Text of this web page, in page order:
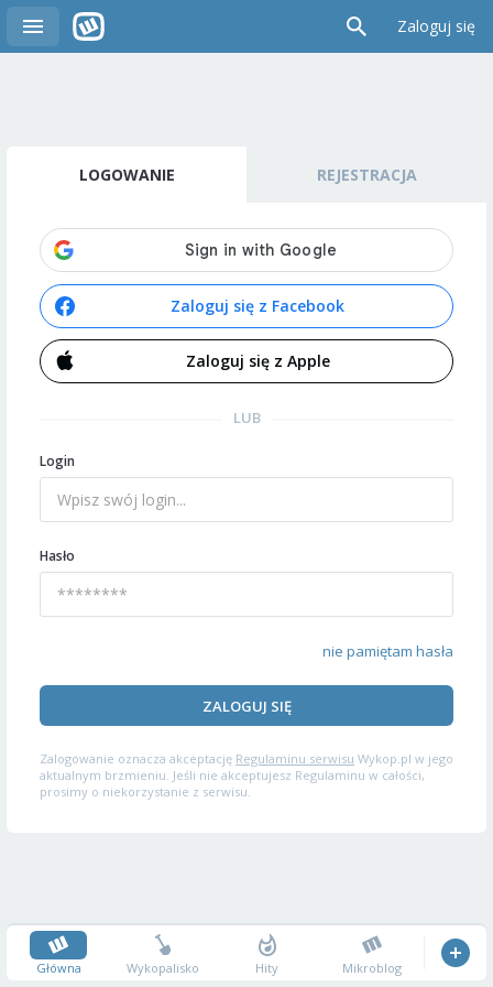
Zaloguj się
LOGOWANIE REJESTRACJA
Zaloguj się z Facebook
Zaloguj się z Apple
LUB
Login
Hasło
nie pamiętam hasła
ZALOGUJ SIĘ
Zalogowanie oznacza akceptację Regulaminu serwisu Wykop.pl w jego
aktualnym brzmieniu. Jeśli nie akceptujesz Regulaminu w całości,
prosimy o niekorzystanie z serwisu.
Główna Wykopalisko Hity Mikroblog